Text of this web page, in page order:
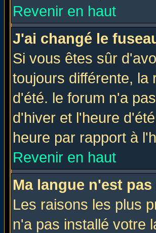
Revenir en haut
J'ai changé le
Si vous êtes sûr
toujours différente, la
d'été. le forum n'a
d'hiver et l'heure
heure par rapport à
Revenir en haut
Ma langue n'est
Les raisons les plus
n'a pas installé votre